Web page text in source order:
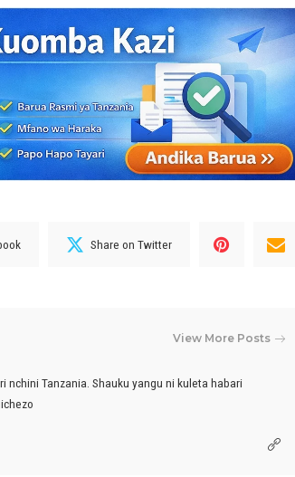
Share on Twitter
View More Posts
Tanzania. Shauku yangu ni kuleta habari